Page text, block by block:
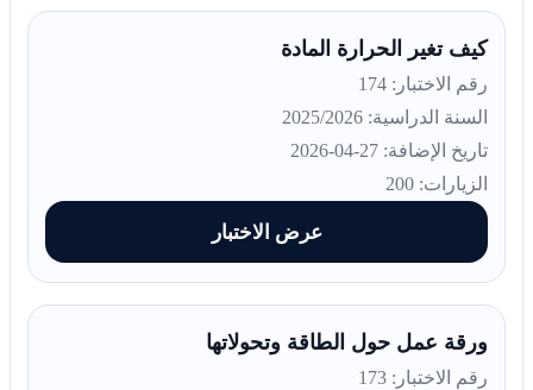
كيف تغير الحرارة المادة
رقم الاختبار: 174
السنة الدراسية: 2025/2026
تاريخ الإضافة: 27-04-2026
الزيارات: 200
عرض الاختبار
ورقة عمل حول الطاقة وتحولاتها
رقم الاختبار: 173